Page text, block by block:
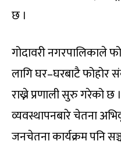
छ ।
गोदावरी नगरपालिकाले
लागि घर–घरबाटै फोहोर
राख्ने प्रणाली सुरु गरेको
व्यवस्थापनबारे चेतना
जनचेतना कार्यक्रम पनि